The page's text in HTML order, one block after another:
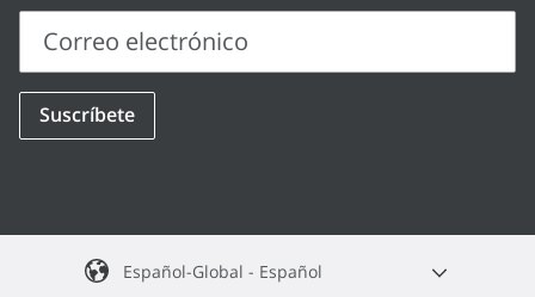
Correo electrónico
Correo
electrónico
Suscríbete
Español-Global - Español